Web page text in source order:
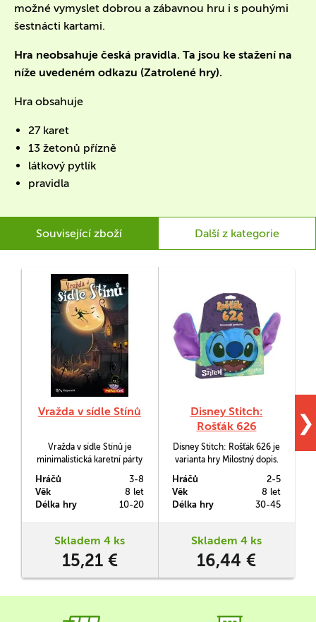
možné vymyslet dobrou a zábavnou hru i s pouhými
šestnácti kartami.
Hra neobsahuje česká pravidla. Ta jsou ke stažení na
níže uvedeném odkazu (Zatrolené hry).
Hra obsahuje
27 karet
13 žetonů přízně
látkový pytlík
pravidla
Související zboží Další z kategorie
Vražda v sídle Stínů
Vražda v sídle Stínů je
minimalistická karetní párty
rozdání karet se dozvíte,
zda jste vrahem, nebo se
naopak snažíte vypátrat, kdo
vyměňujte, blafujte a
zahrajete jednu kartu a
Hráčů
3-8
Věk
8 let
Délka hry
10-20
Skladem 4 ks
15,21 €
Disney Stitch:
Rošťák 626
Disney Stitch: Rošťák 626 je
varianta hry Milostný dopis.
Hráčů
2-5
Věk
8 let
Délka hry
30-45
Skladem 4 ks
16,44 €
❯